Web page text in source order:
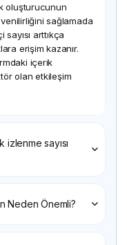
oluşturucunun
sağlamada
arttıkça
erişim kazanır.
içerik
olan etkileşim
izlenme sayısı
Neden Önemli?